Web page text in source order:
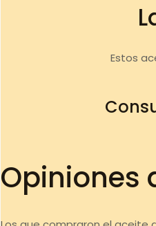
Estos
Opiniones